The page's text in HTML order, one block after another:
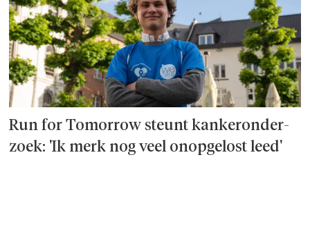
Run for Tomorrow steunt kanker­onder­
zoek: 'Ik merk nog veel onopgelost leed'